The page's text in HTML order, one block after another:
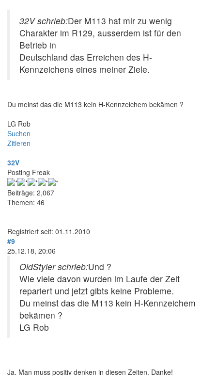
32V schrieb:Der M113 hat mir zu wenig
Charakter im R129, ausserdem ist für den
Betrieb in
Deutschland das Erreichen des H-
Kennzeichens eines meiner Ziele.
Du meinst das die M113 kein H-Kennzeichem bekämen ?
LG Rob
Suchen
Zitieren
32V
Posting Freak
Beiträge: 2,067
Themen: 46
Registriert seit: 01.11.2010
#9
25.12.18, 20:06
OldStyler schrieb:Und ?
Wie viele davon wurden im Laufe der Zeit
repariert und jetzt gibts keine Probleme.
Du meinst das die M113 kein H-Kennzeichem
bekämen ?
LG Rob
Ja. Man muss positiv denken in diesen Zeiten. Danke!